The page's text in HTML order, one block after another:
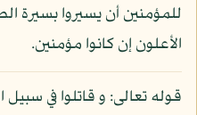
للمؤمنين أن يسيروا بسيرة
الأعلون إن كانوا مؤمنين.
قوله تعالى: و قاتلوا في سبيل